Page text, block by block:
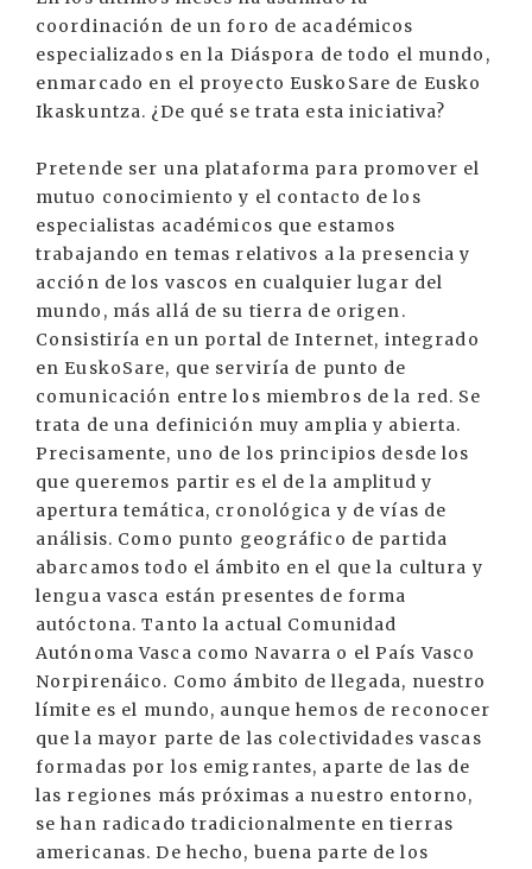
coordinación de un foro de académicos
especializados en la Diáspora de todo el mundo,
enmarcado en el proyecto EuskoSare de Eusko
Ikaskuntza. ¿De qué se trata esta iniciativa?
Pretende ser una plataforma para promover el
mutuo conocimiento y el contacto de los
especialistas académicos que estamos
trabajando en temas relativos a la presencia y
acción de los vascos en cualquier lugar del
mundo, más allá de su tierra de origen.
Consistiría en un portal de Internet, integrado
en EuskoSare, que serviría de punto de
comunicación entre los miembros de la red. Se
trata de una definición muy amplia y abierta.
Precisamente, uno de los principios desde los
que queremos partir es el de la amplitud y
apertura temática, cronológica y de vías de
análisis. Como punto geográfico de partida
abarcamos todo el ámbito en el que la cultura y
lengua vasca están presentes de forma
autóctona. Tanto la actual Comunidad
Autónoma Vasca como Navarra o el País Vasco
Norpirenáico. Como ámbito de llegada, nuestro
límite es el mundo, aunque hemos de reconocer
que la mayor parte de las colectividades vascas
formadas por los emigrantes, aparte de las de
las regiones más próximas a nuestro entorno,
se han radicado tradicionalmente en tierras
americanas. De hecho, buena parte de los